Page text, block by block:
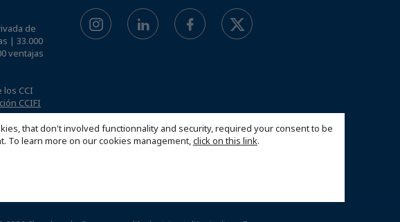
that don't involved functionnality and security, required your consent to be
To learn more on our cookies management,click on this link.
de
| 33.000
ventajas
CCI
CCIFI